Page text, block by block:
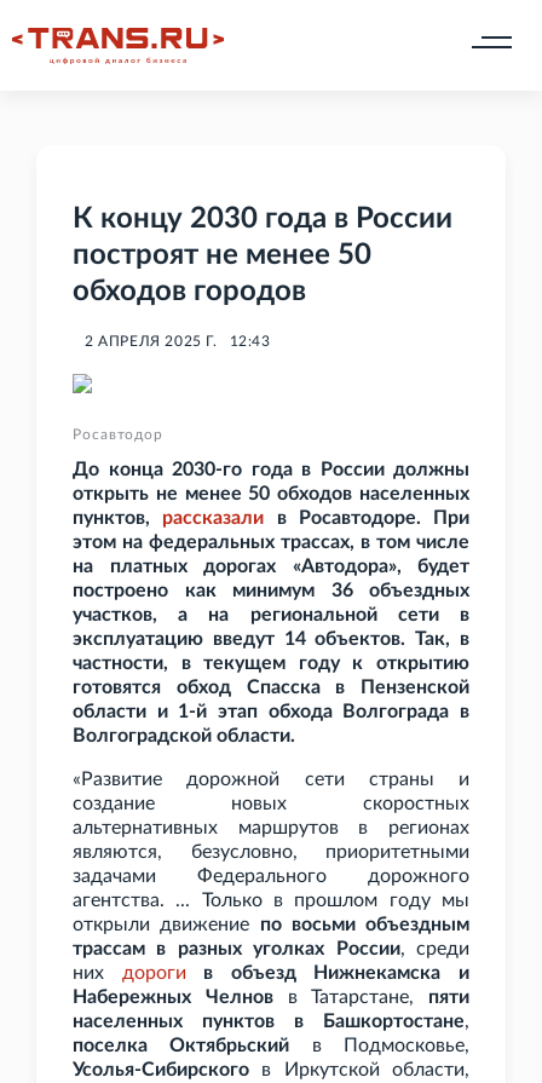
К концу 2030 года в России
построят не менее 50
обходов городов
2 АПРЕЛЯ 2025 Г. 12:43
Росавтодор
До конца 2030-го года в России должны
открыть не менее 50 обходов населенных
пунктов, рассказали в Росавтодоре. При
этом на федеральных трассах, в том числе
на платных дорогах «Автодора», будет
построено как минимум 36 объездных
участков, а на региональной сети в
эксплуатацию введут 14 объектов. Так, в
частности, в текущем году к открытию
готовятся обход Спасска в Пензенской
области и 1-й этап обхода Волгограда в
Волгоградской области.
«Развитие дорожной сети страны и
создание новых скоростных
альтернативных маршрутов в регионах
являются, безусловно, приоритетными
задачами Федерального дорожного
агентства. ... Только в прошлом году мы
открыли движение по восьми объездным
трассам в разных уголках России, среди
них дороги
в объезд Нижнекамска и
Набережных Челновв Татарстане, пяти
населенных пунктов в Башкортостане,
поселка Октябрьский в Подмосковье,
Усолья-Сибирского в Иркутской области,